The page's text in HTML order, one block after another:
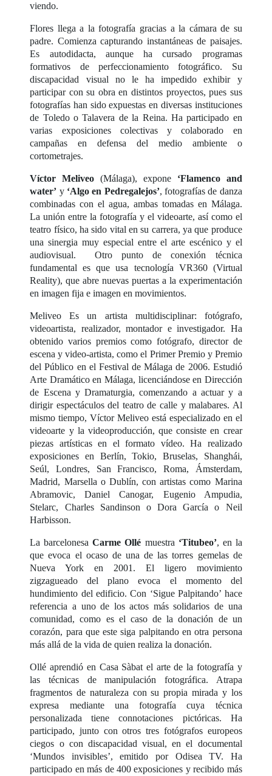
viendo.
Flores llega a la fotografía gracias a la cámara de su
padre. Comienza capturando instantáneas de paisajes.
Es autodidacta, aunque ha cursado programas
formativos de perfeccionamiento fotográfico. Su
discapacidad visual no le ha impedido exhibir y
participar con su obra en distintos proyectos, pues sus
fotografías han sido expuestas en diversas instituciones
de Toledo o Talavera de la Reina. Ha participado en
varias exposiciones colectivas y colaborado en
campañas en defensa del medio ambiente o
cortometrajes.
Víctor Meliveo (Málaga), expone ‘Flamenco and
water’ y ‘Algo en Pedregalejos’, fotografías de danza
combinadas con el agua, ambas tomadas en Málaga.
La unión entre la fotografía y el videoarte, así como el
teatro físico, ha sido vital en su carrera, ya que produce
una sinergia muy especial entre el arte escénico y el
audiovisual. Otro punto de conexión técnica
fundamental es que usa tecnología VR360 (Virtual
Reality), que abre nuevas puertas a la experimentación
en imagen fija e imagen en movimientos.
Meliveo Es un artista multidisciplinar: fotógrafo,
videoartista, realizador, montador e investigador. Ha
obtenido varios premios como fotógrafo, director de
escena y video-artista, como el Primer Premio y Premio
del Público en el Festival de Málaga de 2006. Estudió
Arte Dramático en Málaga, licenciándose en Dirección
de Escena y Dramaturgia, comenzando a actuar y a
dirigir espectáculos del teatro de calle y malabares. Al
mismo tiempo, Víctor Meliveo está especializado en el
videoarte y la videoproducción, que consiste en crear
piezas artísticas en el formato vídeo. Ha realizado
exposiciones en Berlín, Tokio, Bruselas, Shanghái,
Seúl, Londres, San Francisco, Roma, Ámsterdam,
Madrid, Marsella o Dublín, con artistas como Marina
Abramovic, Daniel Canogar, Eugenio Ampudia,
Stelarc, Charles Sandinson o Dora García o Neil
Harbisson.
La barcelonesaCarme Ollé muestra ‘Titubeo’, en la
que evoca el ocaso de una de las torres gemelas de
Nueva York en 2001. El ligero movimiento
zigzagueado del plano evoca el momento del
hundimiento del edificio. Con ‘Sigue Palpitando’ hace
referencia a uno de los actos más solidarios de una
comunidad, como es el caso de la donación de un
corazón, para que este siga palpitando en otra persona
más allá de la vida de quien realiza la donación.
Ollé aprendió en Casa Sàbat el arte de la fotografía y
las técnicas de manipulación fotográfica. Atrapa
fragmentos de naturaleza con su propia mirada y los
expresa mediante una fotografía cuya técnica
personalizada tiene connotaciones pictóricas. Ha
participado, junto con otros tres fotógrafos europeos
ciegos o con discapacidad visual, en el documental
‘Mundos invisibles’, emitido por Odisea TV. Ha
participado en más de 400 exposiciones y recibido más